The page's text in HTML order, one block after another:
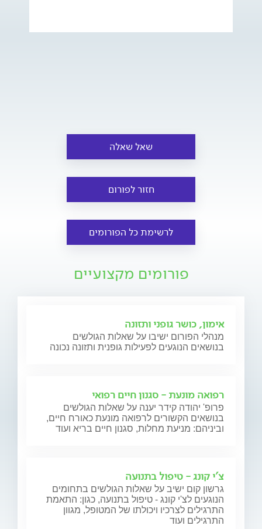
שאל שאלה
חזור לפורום
לרשימת כל הפורומים
פורומים מקצועיים
אימון, כושר גופני ותזונה
מנהלי הפורום ישיבו על שאלות הגולשים
בנושאים הנוגעים לפעילות גופנית ותזונה נכונה
רפואה מונעת - סגנון חיים רפואי
פרופ' יהודה קידר יענה על שאלות הגולשים
בנושאים הקשורים לרפואה מונעת כאורח חיים,
וביניהם: מניעת מחלות, סגנון חיים בריא ועוד
צ'י קונג - טיפול בתנועה
גרשון קום ישיב על שאלות הגולשים בתחומים
הנוגעים לצ'י קונג - טיפול בתנועה, כגון: התאמת
התרגילים לצרכיו ויכולתו של המטופל, מגוון
התרגילים ועוד